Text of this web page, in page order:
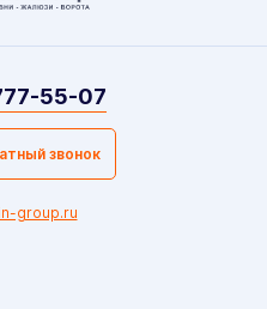
55-07
звонок
group.ru